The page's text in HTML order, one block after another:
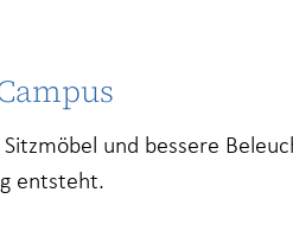
und bessere
entsteht.